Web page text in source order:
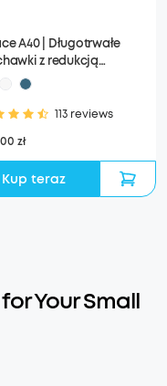
A40 | Długotrwałe
z redukcją
113 reviews
zł
Kup teraz
Your Small